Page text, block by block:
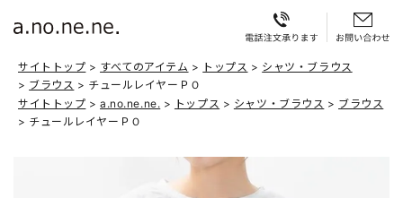
サイトトップ すべてのアイテム トップス
シャツ・ブラウス
ブラウス
チュールレイヤーＰＯ
サイトトップ
a.no.ne.ne. トップス シャツ・ブラウス
ブラウス
チュールレイヤーＰＯ